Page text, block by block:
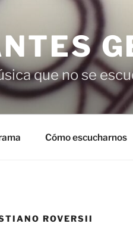
que no se
Cómo escucharnos
ROVERSII